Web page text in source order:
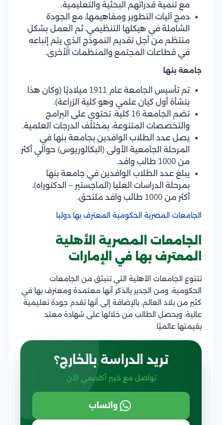
مع تنمية قدراتهم البحثية والتعليمية.
دمج آليات التطوير ومفاهيمها، مع الجودة
الشاملة في هيكلها التنظيمي، ثم العمل بشكل
منتظم من أجل تقديم النموذج الذي يتم إتباعه
في قطاعات المجتمع والمنظمات الأخرى.
جامعة بنها
تم تأسيس الجامعة عام 1911 ميلاديًا (وكان هذا
بنشأة أول كيان علمي وهو كلية الزراعة).
تضم الجامعة 16 كلية، تحتوي على البرامج
والتخصصات المتنوعة، بمختلف الدرجات العلمية.
يصل عدد الطلاب الوافدين بجامعة بنها في
المرحلة الجامعية الأولى (البكالوريوس) حوالي أكثر
من 1000 طالب وافد.
يبلغ عدد الطلاب الوافدين في جامعة بنها
بمرحلة الدراسات العليا (الماجستير – الدكتوراه)،
أكثر من 1000 طالب وافد ملتحق.
الجامعات المصرية الحكومية المعترف بها دوليا
الجامعات المصرية الأهلية
المعترف بها في
الإمارات
تتنوع الجامعات الأهلية التي تنبثق من الجامعات
الحكومية، ومن الجدير بالذكر أنها معتمدة ومعترف بها في
كثير من بلاد العالم، بالإضافة إلى أنها تقدم جودة تعليمية
عالية، ويحصل الطالب من خلالها على شهادة معتد
بقيمتها عالميًا.
تريد الدراسة بالخارج؟
تواصل مع خبير أكاديمي الآن
واتساب